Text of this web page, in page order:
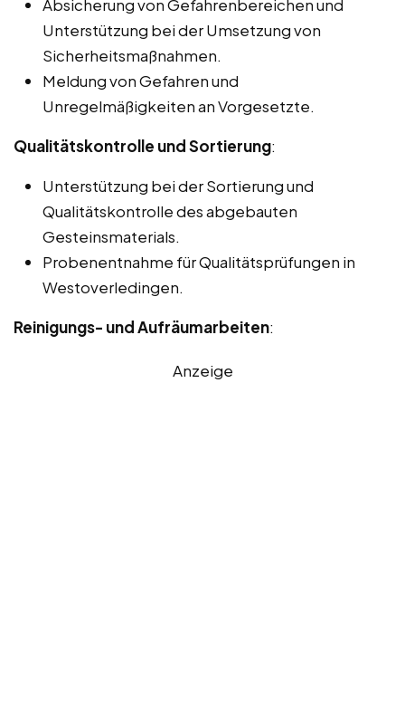
Absicherung von Gefahrenbereichen und
Unterstützung bei der Umsetzung von
Sicherheitsmaßnahmen.
Meldung von Gefahren und
Unregelmäßigkeiten an Vorgesetzte.
Qualitätskontrolle und Sortierung:
Unterstützung bei der Sortierung und
Qualitätskontrolle des abgebauten
Gesteinsmaterials.
Probenentnahme für Qualitätsprüfungen in
Westoverledingen.
Reinigungs- und Aufräumarbeiten:
Anzeige